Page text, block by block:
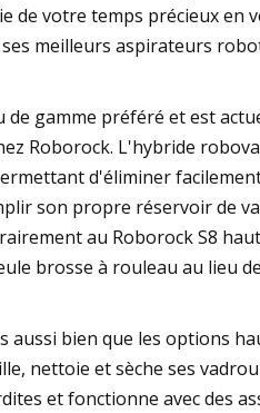
de votre temps précieux en
meilleurs aspirateurs
de gamme préféré et est
Roborock. L'hybride
d'éliminer
son propre réservoir de
au Roborock S8
brosse à rouleau au lieu
bien que les options
nettoie et sèche ses
et fonctionne avec des